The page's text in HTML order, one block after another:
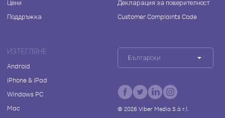
Цени
Поддръжка
Декларация за поверителност
Customer Complaints Code
ИЗТЕГЛЯНЕ
Android
iPhone & iPad
Windows PC
Mac
Български
© 2026Viber Media S.à r.l.